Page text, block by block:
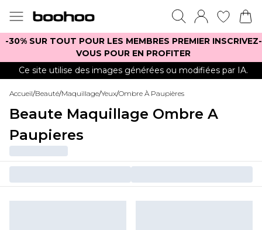
-30% SUR TOUT POUR LES MEMBRES PREMIER INSCRIVEZ-
VOUS POUR EN PROFITER
Ce site utilise des images générées ou modifiées par IA.
Accueil/Beauté/Maquillage/Yeux/Ombre À Paupières
Beaute Maquillage Ombre A
Paupieres